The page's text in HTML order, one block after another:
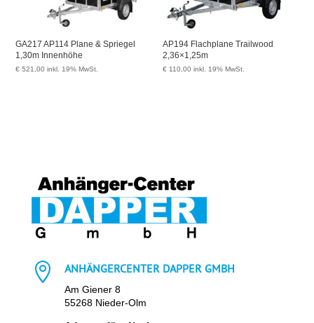
GA217 AP114 Plane & Spriegel
1,30m Innenhöhe
€ 521,00 inkl. 19% MwSt.
AP194 Flachplane Trailwood
2,36×1,25m
€ 110,00 inkl. 19% MwSt.
 ANHÄNGERCENTER DAPPER GMBH
Am Giener 8
55268 Nieder-Olm